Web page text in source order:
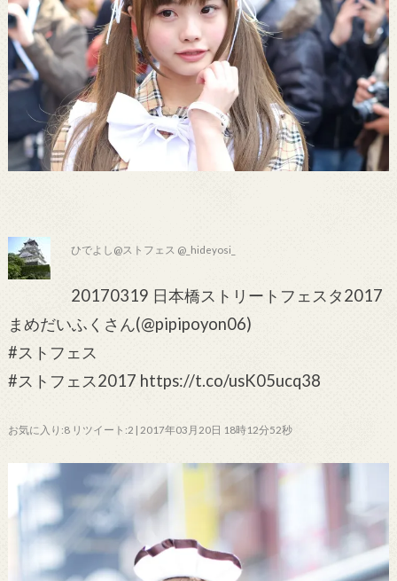
ひでよし@ストフェス @_hideyosi_
20170319 日本橋ストリートフェスタ2017
まめだいふくさん(@pipipoyon06)
#ストフェス
#ストフェス2017 https://t.co/usK05ucq38
お気に入り:8 リツイート:2 | 2017年03月20日 18時12分52秒